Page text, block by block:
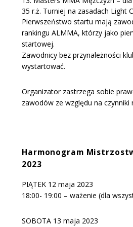
35 r.ż. Turniej na zasadach Light
Pierwszeństwo startu mają
rankingu ALMMA, którzy jako
startowej.
Zawodnicy bez przynależności
wystartować.
Organizator zastrzega sobie
zawodów ze względu na czynniki
Harmonogram
2023
PIĄTEK 12 maja 2023
18:00- 19:00 – ważenie (dla
SOBOTA 13 maja 2023